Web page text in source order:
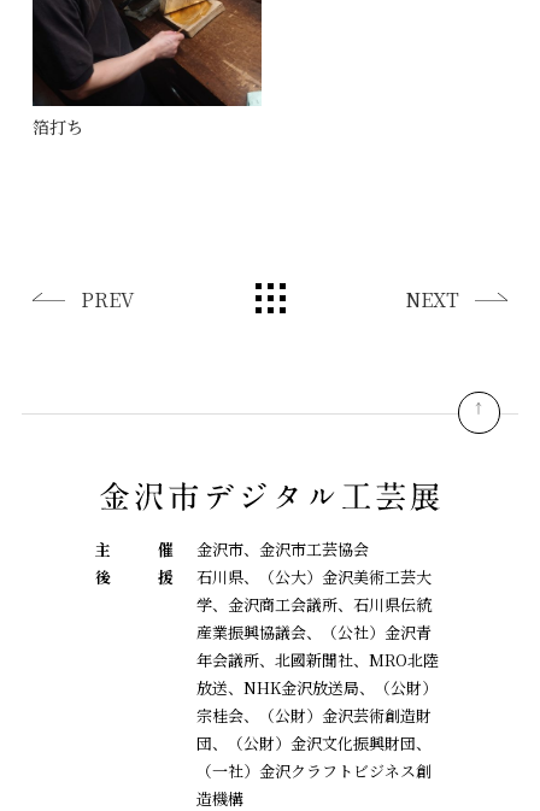
箔打ち
PREV NEXT
主 催
金沢市、金沢市工芸協会
後
援
石川県、（公大）金沢美術工芸大
学、金沢商工会議所、石川県伝統
産業振興協議会、
（公社）金沢青
年会議所、北國新聞社、MRO北陸
放送、NHK金沢放送局、（公財）
宗桂会、
（公財）金沢芸術創造財
団、（公財）金沢文化振興財団、
（一社）金沢クラフトビジネス創
造機構